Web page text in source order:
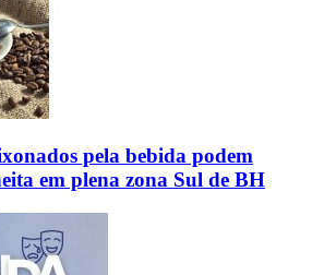
pela bebida podem
em plena zona Sul de BH